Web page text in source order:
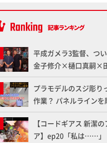
平成ガメラ3監督、つ
金子修介×樋口真嗣×
体のガメラを未来へつ
談「ガメラ永久保存化
ト FINAL」
プラモデルのスジ彫り
作業？ パネルラインを
作品を映えさせよう！
聞けないプラモデルの
彫りとパネルライン】
【コードギアス 新潔の
ア】ep20「私は……」